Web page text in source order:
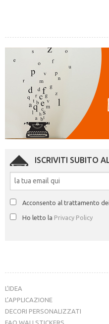
ISCRIVITI SUBITO
Acconsento al trattamento
Ho letto la Privacy Policy
L’IDEA
L’APPLICAZIONE
DECORI PERSONALIZZATI
FAQ WALLSTICKERS